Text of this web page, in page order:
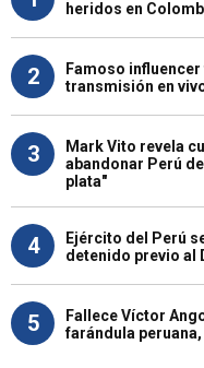
heridos en
2
Famoso
transmisión en
3
Mark Vito revela
abandonar Perú
plata"
4
Ejército del Perú
detenido previo al
5
Fallece Víctor
farándula